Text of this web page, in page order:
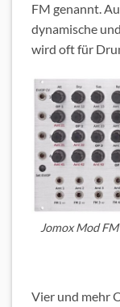
FM genannt.
dynamische
wird oft für
Jomox Mod
Vier und mehr